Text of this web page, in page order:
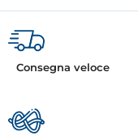
Consegna veloce